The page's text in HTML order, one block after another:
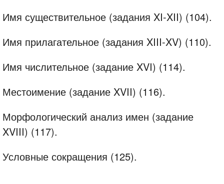
Имя существительное (задания XI-XII) (104).
Имя прилагательное (задания XIII-XV) (110).
Имя числительное (задание XVI) (114).
Местоимение (задание XVII) (116).
Морфологический анализ имен (задание
XVIII) (117).
Условные сокращения (125).